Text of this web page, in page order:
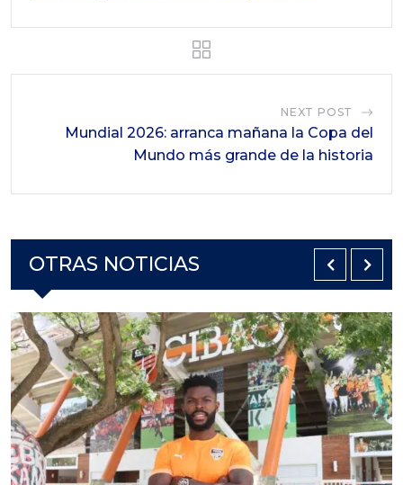
NEXT POST
Mundial 2026: arranca mañana la Copa del
Mundo más grande de la historia
OTRAS NOTICIAS